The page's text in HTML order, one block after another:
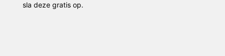
sla deze gratis op.